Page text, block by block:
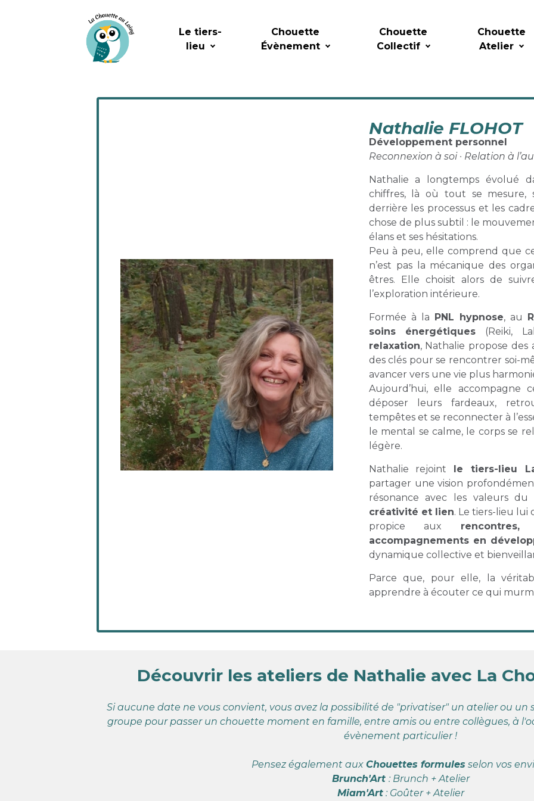
Le tiers-
lieu
Chouette
Évènement
Chouette
Collectif
Chouette
Atelier
Nathalie FLOHOT
Développement personnel
Reconnexion à soi · Relation à
Nathalie a longtemps évolué
chiffres, là où tout se mesure,
derrière les processus et les
chose de plus subtil : le
élans et ses hésitations.
Peu à peu, elle comprend que
n’est pas la mécanique des
êtres. Elle choisit alors de
l’exploration intérieure.
Formée à la PNL hypnose, au
soins énergétiques (Reiki,
relaxation, Nathalie propose
des clés pour se rencontrer soi-
avancer vers une vie plus
Aujourd’hui, elle accompagne
déposer leurs fardeaux,
tempêtes et se reconnecter à
le mental se calme, le corps se
légère.
Nathalie rejoint le tiers-lieu
partager une vision
résonance avec les valeurs
créativité et lien. Le tiers-lieu
propice aux
accompagnements en
dynamique collective et
Parce que, pour elle, la
apprendre à écouter ce qui
Découvrir les ateliers de Nathalie avec La
Si aucune date ne vous convient, vous avez la possibilité de "privatiser" un atelier ou
groupe pour passer un chouette moment en famille, entre amis ou entre collègues, à
évènement particulier !
Pensez également aux Chouettes formules selon vos
Brunch'Art : Brunch + Atelier
Miam'Art: Goûter + Atelier